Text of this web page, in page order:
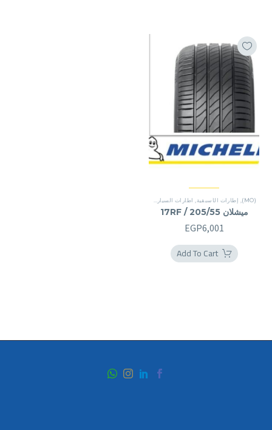
(MO) إطارات الأسبقية اطارات السيارة
ميشلان 205/55 / 17RF
EGP6,001
Add To Cart